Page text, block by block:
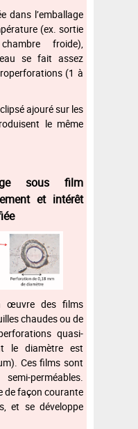
dans l’emballage
(ex. sortie
froide),
se fait assez
(1 à
ajouré sur les
le même
sous film
et intérêt
œuvre des films
chaudes ou de
quasi-
le diamètre est
Ces films sont
perméables.
de façon courante
et se développe